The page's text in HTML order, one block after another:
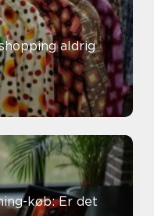
aldrig
køb: Er det